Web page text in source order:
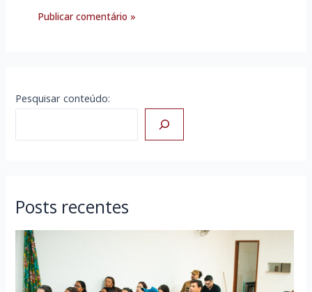
Pesquisar conteúdo:
Posts recentes